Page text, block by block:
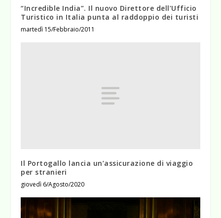
“Incredible India”. Il nuovo Direttore dell’Ufficio
Turistico in Italia punta al raddoppio dei turisti
martedì 15/Febbraio/2011
Il Portogallo lancia un’assicurazione di viaggio
per stranieri
giovedì 6/Agosto/2020